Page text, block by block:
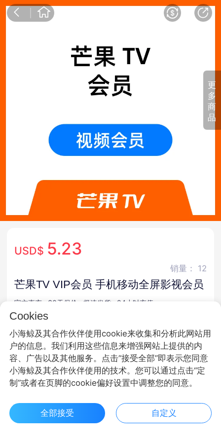
更
多
商
品
USD$ 5.23
销量： 12
芒果TV VIP会员 手机移动全屏影视会员
官方直充 · 30天保价 · 极速发货 · 24小时充值
商品规格
VIP SVIP 全屏会员
商品面额
$ 5.23立即购买
Cookies
小海鲸及其合作伙伴使用cookie来收集和分析此网站用
户的信息。我们利用这些信息来增强网站上提供的内
容、广告以及其他服务。点击“接受全部”即表示您同意
小海鲸及其合作伙伴使用的技术。您可以通过点击“定
制”或者在页脚的cookie偏好设置中调整您的同意。
全部接受 自定义